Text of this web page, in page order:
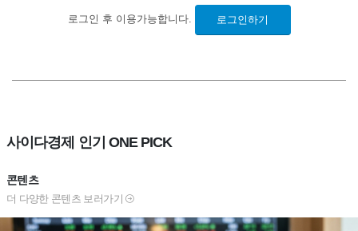
로그인 후 이용가능합니다. 로그인하기
사이다경제 인기 ONE PICK
콘텐츠
더 다양한 콘텐츠 보러가기